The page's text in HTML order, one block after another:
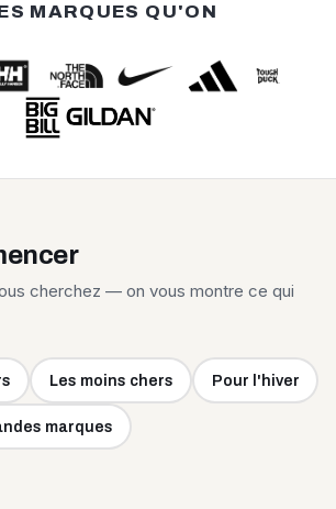
MARQUES QU'ON
cherchez — on vous montre ce qui
Les moins chers Pour l'hiver
marques